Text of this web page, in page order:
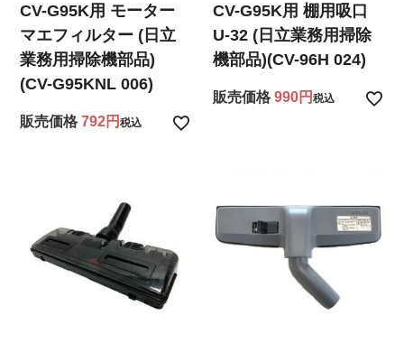
CV-G95K用 モーター
マエフィルター (日立
業務用掃除機部品)
(CV-G95KNL 006)
販売価格 792 税込
CV-G95K用 棚用吸口
U-32 (日立業務用掃除
機部品)(CV-96H 024)
販売価格 990 税込